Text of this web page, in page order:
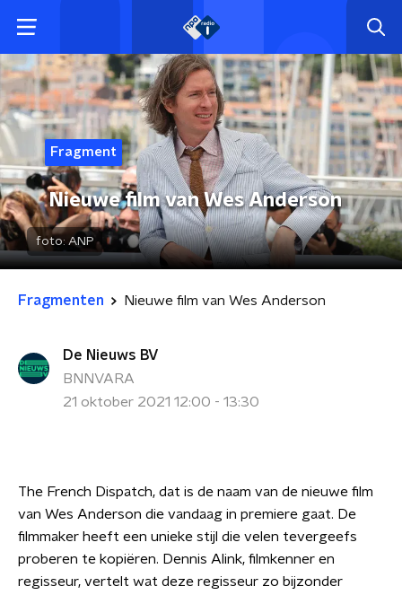
Fragment
Nieuwe film van Wes Anderson
foto: ANP
Fragmenten Nieuwe film van Wes Anderson
De Nieuws BV
BNNVARA
21 oktober 2021 12:00 - 13:30
The French Dispatch, dat is de naam van de nieuwe film
van Wes Anderson die vandaag in premiere gaat. De
filmmaker heeft een unieke stijl die velen tevergeefs
proberen te kopiëren. Dennis Alink, filmkenner en
regisseur, vertelt wat deze regisseur zo bijzonder